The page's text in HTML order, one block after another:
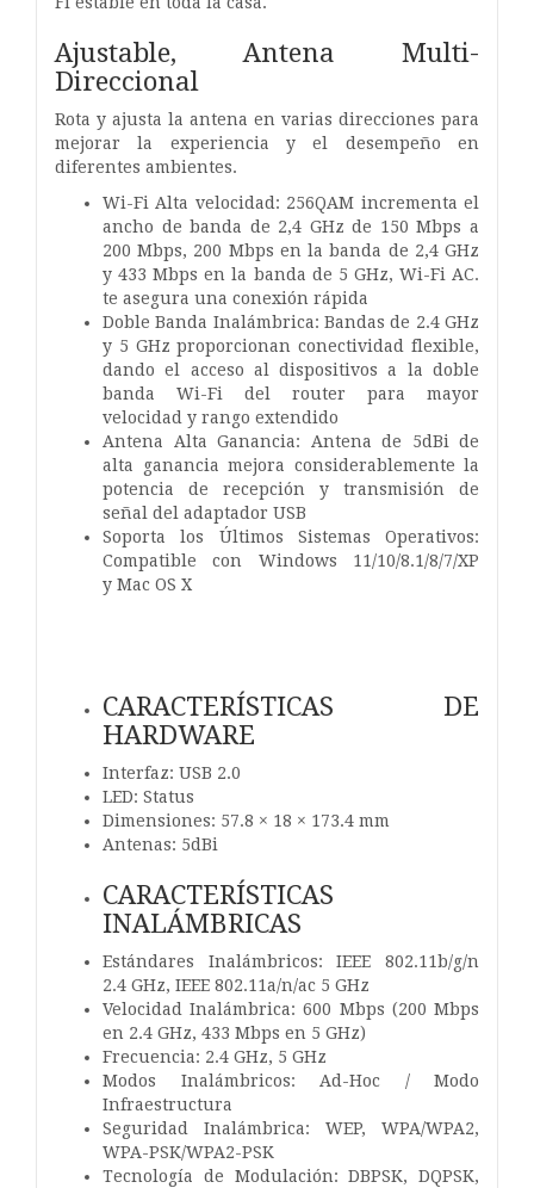
Ajustable, Antena Multi-
Direccional
Rota y ajusta la antena en varias direcciones para
mejorar la experiencia y el desempeño en
diferentes ambientes.
Wi-Fi Alta velocidad: 256QAM incrementa el
ancho de banda de 2,4 GHz de 150 Mbps a
200 Mbps, 200 Mbps en la banda de 2,4 GHz
y 433 Mbps en la banda de 5 GHz, Wi-Fi AC.
te asegura una conexión rápida
Doble Banda Inalámbrica: Bandas de 2.4 GHz
y 5 GHz proporcionan conectividad flexible,
dando el acceso al dispositivos a la doble
banda Wi-Fi del router para mayor
velocidad y rango extendido
Antena Alta Ganancia: Antena de 5dBi de
alta ganancia mejora considerablemente la
potencia de recepción y transmisión de
señal del adaptador USB
Soporta los Últimos Sistemas Operativos:
Compatible con Windows 11/10/8.1/8/7/XP
y Mac OS X
CARACTERÍSTICAS DE
HARDWARE
Interfaz: USB 2.0
LED: Status
Dimensiones: 57.8 × 18 × 173.4 mm
Antenas: 5dBi
CARACTERÍSTICAS
INALÁMBRICAS
Estándares Inalámbricos: IEEE 802.11b/g/n
2.4 GHz, IEEE 802.11a/n/ac 5 GHz
Velocidad Inalámbrica: 600 Mbps (200 Mbps
en 2.4 GHz, 433 Mbps en 5 GHz)
Frecuencia: 2.4 GHz, 5 GHz
Modos Inalámbricos: Ad-Hoc / Modo
Infraestructura
Seguridad Inalámbrica: WEP, WPA/WPA2,
WPA-PSK/WPA2-PSK
Tecnología de Modulación: DBPSK, DQPSK,